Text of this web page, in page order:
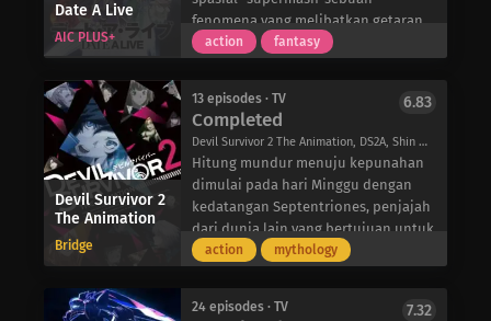
hutan Kando, di mana konon tidak
ada seorang pun yang keluar dengan
Arata Hinohara merindukan untuk
melarikan diri dari kekejaman
teman-teman sekelasnya. Mendengar
namanya dipanggil dari sebuah gang,
dia mengembara dari jalannya dan
tanpa disadari berpindah alam
semesta dengan Arata dari
Amawakuni. Dengan kekuatannya
terbangun – seorang pejuang yang
karena kutukan keluarga.
Iwai menjelaskan bahwa ada
permainan kematian di
oleh benda terkutuk, yang secara
tepat dinamai “Killing Good”, maka
keinginan si pembunuh akan
dikabulkan. Setelah melindungi Iwai
dari para “Penulis”-pengguna Killing
Goods-ia mengetahui bahwa
sebenarnya ada Killing Good yang
diwariskan dalam keluarganya
pembunuhan. Dengan menamai
Date A Live
AIC PLUS+
fenomena yang melibatkan getaran
ruang angkasa yang tidak diketahui
itu, gempa bumi ini terus
mengguncang dunia, meskipun
dalam skala yang lebih ringan.
Shidou Itsuka adalah seorang siswa
SMA yang tampak biasa-biasa saja
yang tinggal bersama adik
perempuannya, Kotori. Ketika gempa
spasial yang akan segera terjadi
Tengu, dia bergegas untuk
action fantasy
Devil Survivor 2
The Animation
Bridge
13 episodes · TV
Completed
Devil Survivor 2 The Animation, DS2A, Shin Megami Tensei: Devil Survivor 2, デビルサバイバー２ THE ANIMATION
6.83
Hitung mundur menuju kepunahan
dimulai pada hari Minggu dengan
kedatangan Septentriones, penjajah
dari dunia lain yang bertujuan untuk
memusnahkan umat manusia.
bergabung dalam perang demi
action mythology
24 episodes · TV 7.32